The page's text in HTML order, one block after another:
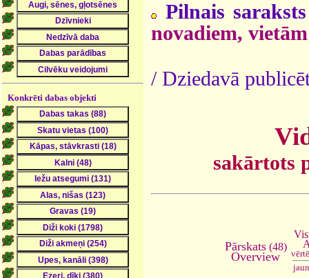
Konkrēti dabas objekti
Pilnais
novadiem, vietām
/ Dziedavā
sakārtots
Pārskats (48)
Overview